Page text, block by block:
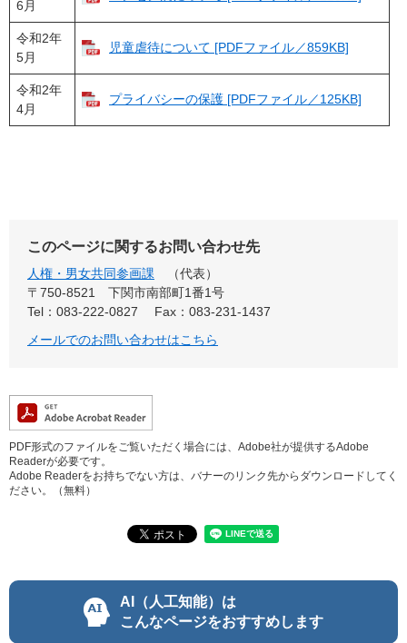
6月
令和2年
5月
児童虐待について [PDFファイル／859KB]
令和2年
4月
プライバシーの保護 [PDFファイル／125KB]
このページに関するお問い合わせ先
人権・男女共同参画課
代表
〒750-8521
下関市南部町1番1号
Tel：083-222-0827
Fax：083-231-1437
メールでのお問い合わせはこちら
PDF形式のファイルをご覧いただく場合には、Adobe社が提供するAdobe
Readerが必要です。
Adobe Readerをお持ちでない方は、バナーのリンク先からダウンロードしてく
ださい。（無料）
AI（人工知能）は
こんなページをおすすめします